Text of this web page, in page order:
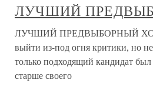
ЛУЧШИЙ
ЛУЧШИЙ ПРЕДВЫБОРНЫЙ ХОД
выйти из-под огня критики, но
только подходящий кандидат
старше своего